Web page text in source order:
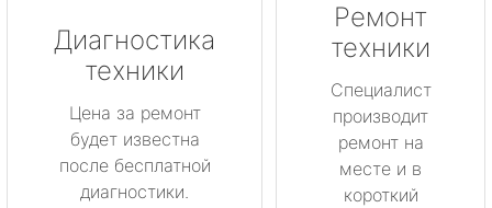
Диагностика
техники
Цена за ремонт
будет известна
после бесплатной
диагностики.
Ремонт
техники
Специалист
производит
ремонт на
месте и в
короткий